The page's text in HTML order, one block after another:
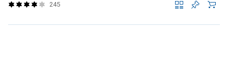
245